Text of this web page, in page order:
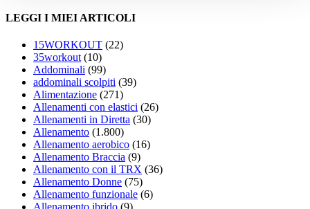
LEGGI I MIEI ARTICOLI
15WORKOUT (22)
35workout(10)
Addominali (99)
addominali scolpiti (39)
Alimentazione (271)
Allenamenti con elastici (26)
Allenamenti in Diretta (30)
Allenamento (1.800)
Allenamento aerobico (16)
Allenamento Braccia (9)
Allenamento con il TRX (36)
Allenamento Donne (75)
Allenamento funzionale (6)